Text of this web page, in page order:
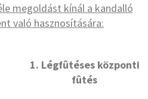
megoldást kínál a kandalló
való hasznosítására:
1. Légfûtéses központi
fûtés